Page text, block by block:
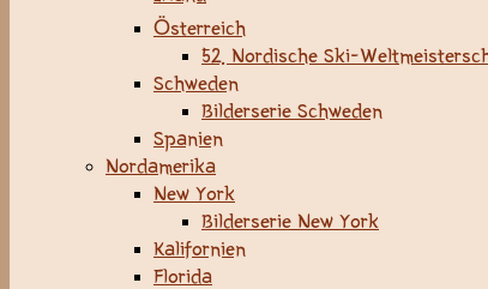
Österreich
52. Nordische Ski-
Schweden
Bilderserie Schweden
Spanien
Nordamerika
New York
Bilderserie New York
Kalifornien
Florida